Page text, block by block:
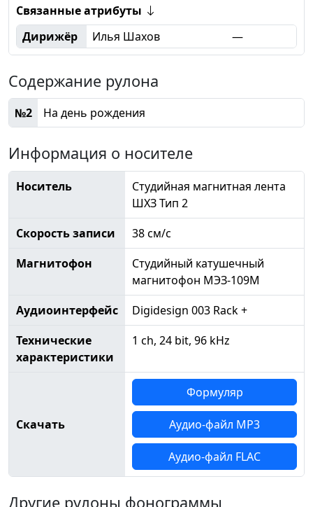
Связанные атрибуты
Дирижёр
Илья Шахов —
Содержание рулона
№2 На день рождения
Информация о носителе
Носитель
Студийная магнитная лента
ШХЗ Тип 2
Скорость записи
38 см/с
Магнитофон
Студийный катушечный
магнитофон МЭЗ-109М
Аудиоинтерфейс
Digidesign 003 Rack +
Технические
характеристики
1 ch, 24 bit, 96 kHz
Скачать
Формуляр
Аудио-файл MP3
Аудио-файл FLAC
Другие рулоны фонограммы